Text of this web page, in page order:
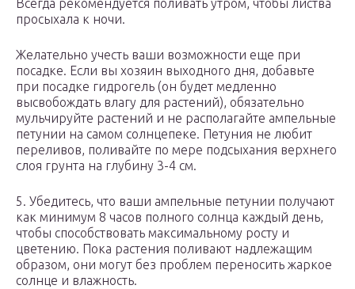
Всегда рекомендуется поливать утром, чтобы листва
просыхала к ночи.
Желательно учесть ваши возможности еще при
посадке. Если вы хозяин выходного дня, добавьте
при посадке гидрогель (он будет медленно
высвобождать влагу для растений), обязательно
мульчируйте растений и не располагайте ампельные
петунии на самом солнцепеке. Петуния не любит
переливов, поливайте по мере подсыхания верхнего
слоя грунта на глубину 3-4 см.
5. Убедитесь, что ваши ампельные петунии получают
как минимум 8 часов полного солнца каждый день,
чтобы способствовать максимальному росту и
цветению. Пока растения поливают надлежащим
образом, они могут без проблем переносить жаркое
солнце и влажность.